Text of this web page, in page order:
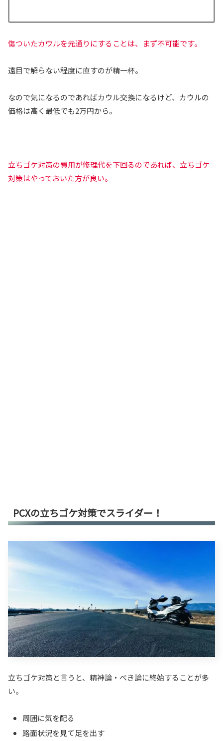
傷ついたカウルを元通りにすることは、まず不可能です。
遠目で解らない程度に直すのが精一杯。
なので気になるのであればカウル交換になるけど、カウルの
価格は高く最低でも2万円から。
立ちゴケ対策の費用が修理代を下回るのであれば、立ちゴケ
対策はやっておいた方が良い。
PCXの立ちゴケ対策でスライダー！
立ちゴケ対策と言うと、精神論・べき論に終始することが多
い。
周囲に気を配る
路面状況を見て足を出す